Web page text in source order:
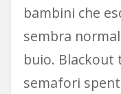
bambini che
sembra
buio. Blackout
semafori